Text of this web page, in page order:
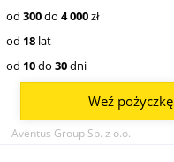
od 300do 4 000zł
od 18 lat
od 10do 30dni
Aventus Group Sp. z o.o.
Weź pożyczkę